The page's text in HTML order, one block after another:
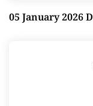
05 January 2026